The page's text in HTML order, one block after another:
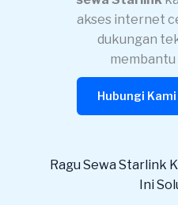
akses internet
dukungan
membantu
Hubungi
Ragu Sewa Starlink
Ini